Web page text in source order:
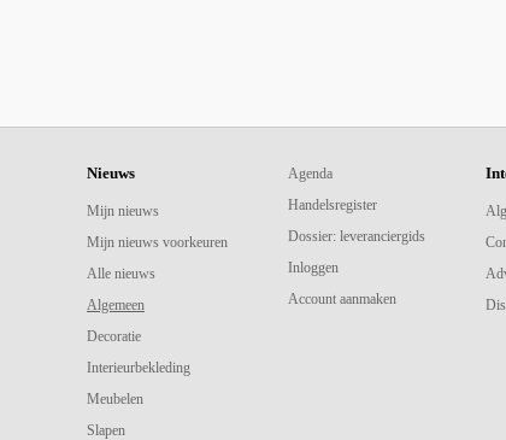
Nieuws
Mijn nieuws
Mijn nieuws voorkeuren
Alle nieuws
Algemeen
Decoratie
Interieurbekleding
Meubelen
Slapen
Agenda
Handelsregister
Dossier: leveranciergids
Inloggen
Account aanmaken